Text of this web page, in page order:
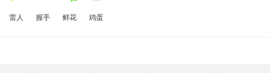
雷人 握手 鲜花 鸡蛋